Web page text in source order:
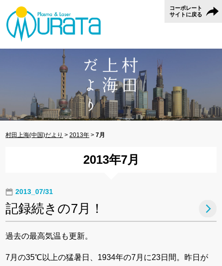
コーポレート
サイトに戻る
村田上海(中国)だより >2013年 >7月
2013年7月
2013_07/31
記録続きの7月！
過去の最高気温も更新。
7月の35℃以上の猛暑日、1934年の7月に23日間。昨日が